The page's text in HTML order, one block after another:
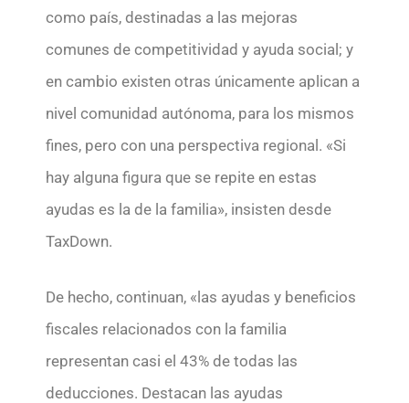
como país, destinadas a las mejoras
comunes de competitividad y ayuda social; y
en cambio existen otras únicamente aplican a
nivel comunidad autónoma, para los mismos
fines, pero con una perspectiva regional. «Si
hay alguna figura que se repite en estas
ayudas es la de la familia», insisten desde
TaxDown.
De hecho, continuan, «las ayudas y beneficios
fiscales relacionados con la familia
representan casi el 43% de todas las
deducciones. Destacan las ayudas